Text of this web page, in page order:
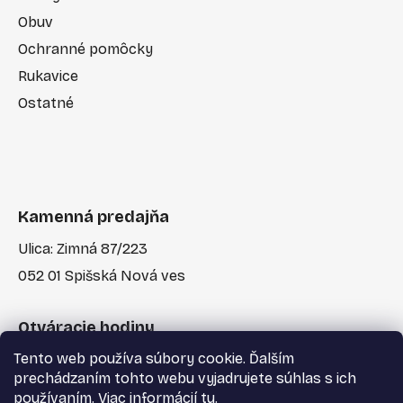
Tento web používa súbory cookie. Ďalším
prechádzaním tohto webu vyjadrujete súhlas s ich
používaním. Viac informácií tu.
Obuv
Ochranné pomôcky
Rukavice
Ostatné
Kamenná predajňa
Ulica: Zimná 87/223
052 01 Spišská Nová ves
Otváracie hodiny
Po-Pia: 7:30 - 17:00